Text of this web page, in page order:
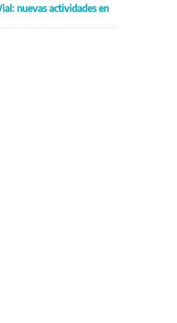
nuevas actividades en